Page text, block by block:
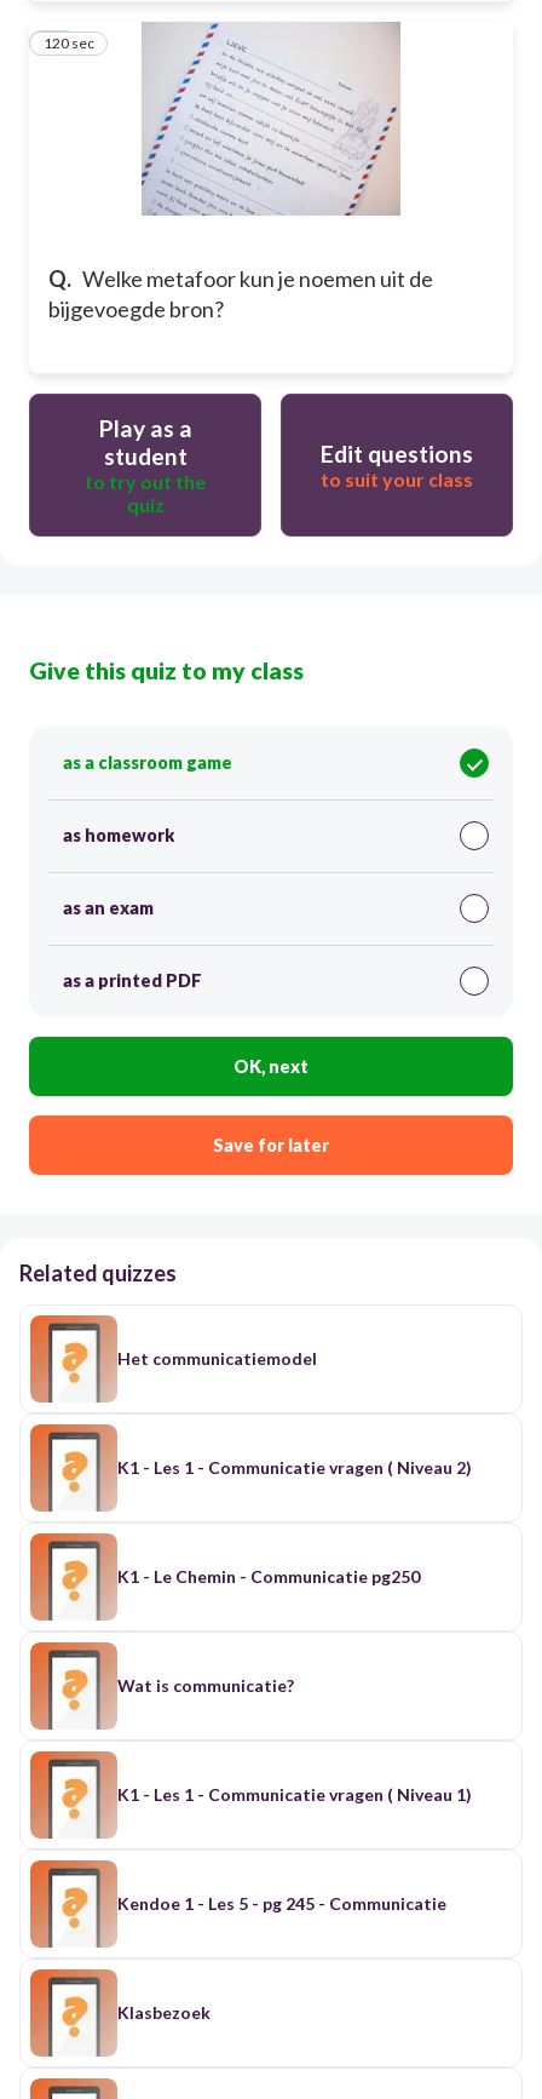
Q. Welke metafoor kun je noemen uit de
bijgevoegde bron?
34
120 sec
Play as a
student
to try out the
quiz
Edit questions
to suit your class
Give this quiz to my class
as a classroom game
as homework
as an exam
as a printed PDF
OK, next
Save for later
Related quizzes
Het communicatiemodel
K1 - Les 1 - Communicatie vragen ( Niveau 2)
K1 - Le Chemin - Communicatie pg250
Wat is communicatie?
K1 - Les 1 - Communicatie vragen ( Niveau 1)
Kendoe 1 - Les 5 - pg 245 - Communicatie
Klasbezoek